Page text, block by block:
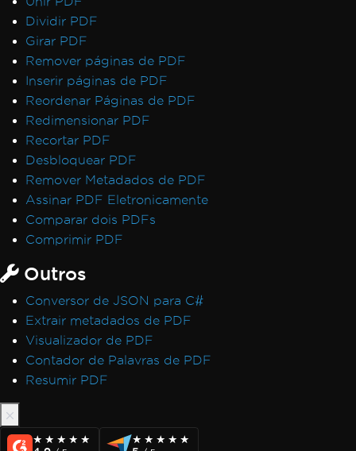
Dividir PDF
Girar PDF
Remover páginas de PDF
Inserir páginas de PDF
Reordenar Páginas de PDF
Redimensionar PDF
Recortar PDF
Desbloquear PDF
Remover Metadados de PDF
Assinar PDF Eletronicamente
Comparar dois PDFs
Comprimir PDF
Outros
Conversor de JSON para C#
Extrair metadados de PDF
Visualizador de PDF
Contador de Palavras de PDF
Resumir PDF
★★★★★
★★★★★ ★★★★★
★★★★★